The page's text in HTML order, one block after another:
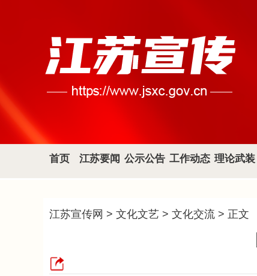
首页 江苏要闻 公示公告 工作动态 理论武装
江苏宣传网 > 文化文艺 > 文化交流 > 正文